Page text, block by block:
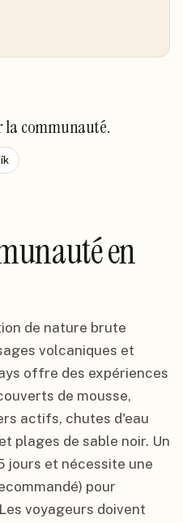
la communauté.
en
de nature brute
volcaniques et
offre des expériences
de mousse,
actifs, chutes d'eau
plages de sable noir. Un
jours et nécessite une
pour
voyageurs doivent